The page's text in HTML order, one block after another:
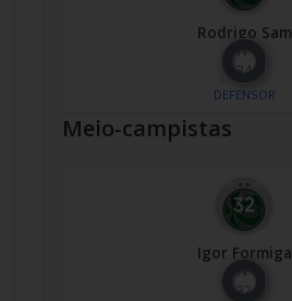
Rodrigo Sam
Nº
34
DEFENSOR
Meio-campistas
Igor Formiga
Nº
32